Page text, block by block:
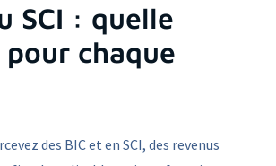
SCI : quelle
chaque
des BIC et en SCI, des revenus